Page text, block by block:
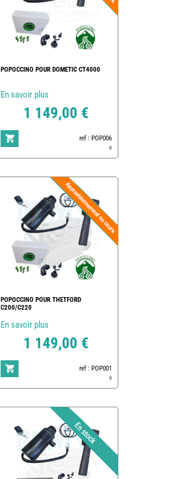
POPOCCINO POUR DOMETIC CT4000
En savoir plus
1 149,00 €
ref : POP006
0
POPOCCINO POUR THETFORD
C200/C220
En savoir plus
1 149,00 €
ref : POP001
0